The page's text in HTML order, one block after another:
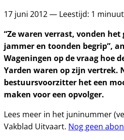
17 juni 2012 — Leestijd: 1 minuut
“Ze waren verrast, vonden
jammer en toonden begrip”,
Wageningen op de vraag hoe
Yarden waren op zijn vertrek.
bestuursvoorzitter het een
maken voor een opvolger.
Lees meer in het juninummer
Vakblad Uitvaart. Nog geen